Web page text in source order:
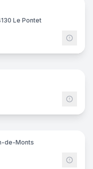
Le Pontet
14
60
de-Monts